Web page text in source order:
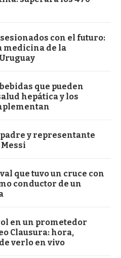
con el futuro:
medicina de la
que pueden
hepática y los
y representante
que tuvo un cruce con
conductor de un
en un prometedor
Clausura: hora,
verlo en vivo